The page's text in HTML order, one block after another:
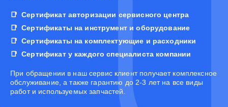
Сертификат авторизации сервисного центра
Сертификаты на инструмент и оборудование
Сертификаты на комплектующие и расходники
Сертификат у каждого специалиста компании
При обращении в наш сервис клиент получает комплексное
обслуживание, а также гарантию до 2-3 лет на все виды
работ и используемых запчастей.